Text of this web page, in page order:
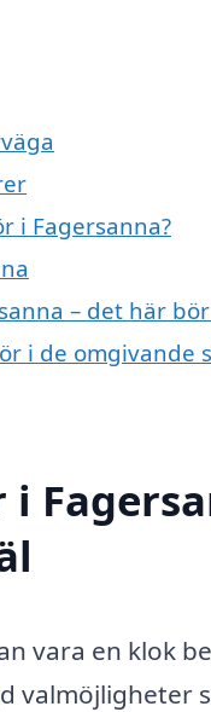
i Fagersanna?
– det här
i de omgivande
vara en klok
valmöjligheter